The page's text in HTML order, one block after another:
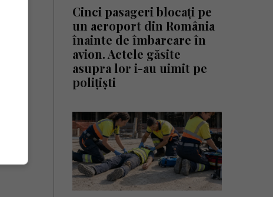
Cinci pasageri blocați pe
un aeroport din România
înainte de îmbarcare în
avion. Actele găsite
asupra lor i-au uimit pe
polițiști